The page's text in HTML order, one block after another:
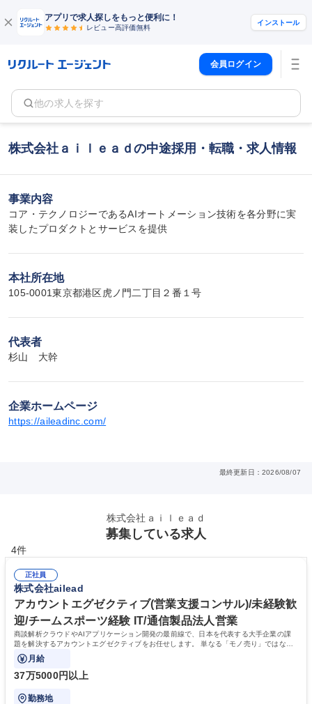
アプリで求人探しをもっと便利に！
レビュー高評価無料
インストール
会員ログイン
他の求人を探す
株式会社ａｉｌｅａｄの中途採用・転職・求人情報
事業内容
コア・テクノロジーであるAIオートメーション技術を各分野に実
装したプロダクトとサービスを提供
本社所在地
105-0001東京都港区虎ノ門二丁目２番１号
代表者
杉山　大幹
企業ホームページ
https://aileadinc.com/
最終更新日：2026/08/07
株式会社ａｉｌｅａｄ
募集している求人
4件
正社員
株式会社ailead
アカウントエグゼクティブ(営業支援コンサル)/未経験歓
迎/チームスポーツ経験 IT/通信製品法人営業
商談解析クラウドやAIアプリケーション開発の最前線で、日本を代表する大手企業の課
題を解決するアカウントエグゼクティブをお任せします。 単なる「モノ売り」ではな
く、担当する大手クライアントのオフィスへ
月給
37万5000円以上
勤務地